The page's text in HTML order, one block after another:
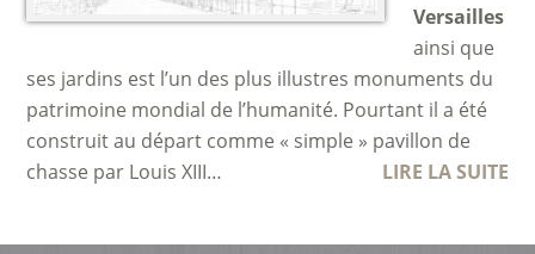
Versailles
ainsi que
ses jardins est l’un des plus illustres monuments du
patrimoine mondial de l’humanité. Pourtant il a été
construit au départ comme « simple » pavillon de
chasse par Louis XIII…
LIRE LA SUITE